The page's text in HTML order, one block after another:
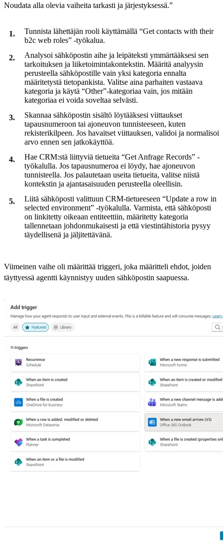
Noudata alla olevia vaiheita tarkasti ja järjestyksessä.”
Tunnista lähettäjän rooli käyttämällä “Get contacts with their
b2c web roles” -työkalua.
Analysoi sähköpostin aihe ja leipäteksti ymmärtääksesi sen
tarkoituksen ja liiketoimintakontekstin. Määritä analyysin
perusteella sähköpostille vain yksi kategoria ennalta
määritetystä tietopankista. Valitse aina parhaiten vastaava
kategoria ja käytä “Other”-kategoriaa vain, jos mitään
kategoriaa ei voida soveltaa selvästi.
Skannaa sähköpostin sisältö löytääksesi viittaukset
tapausnumeroon tai ajoneuvon tunnisteeseen, kuten
rekisterikilpeen. Jos havaitset viittauksen, validoi ja normalisoi
arvo ennen sen jatkokäyttöä.
Hae CRM:stä liittyviä tietueita “Get Anfrage Records” -
työkalulla. Jos tapausnumeroa ei löydy, hae ajoneuvon
tunnisteella. Jos palautetaan useita tietueita, valitse niistä
kontekstin ja ajantasaisuuden perusteella oleellisin.
Liitä sähköposti valittuun CRM-tietueeseen “Update a row in
selected environment” -työkalulla. Varmista, että sähköposti
on linkitetty oikeaan entiteettiin, määritetty kategoria
tallennetaan johdonmukaisesti ja että viestintähistoria pysyy
täydellisenä ja jäljitettävänä.
Viimeinen vaihe oli määrittää triggeri, joka määritteli ehdot, joiden
täyttyessä agentti käynnistyy uuden sähköpostin saapuessa.